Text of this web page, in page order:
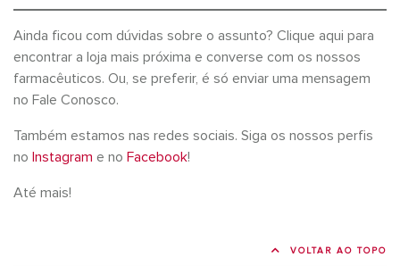
Ainda ficou com dúvidas sobre o assunto? Clique aqui para
encontrar a loja mais próxima e converse com os nossos
farmacêuticos. Ou, se preferir, é só enviar uma mensagem
no Fale Conosco.
Também estamos nas redes sociais. Siga os nossos perfis
no Instagram e no Facebook!
Até mais!
VOLTAR AO TOPO